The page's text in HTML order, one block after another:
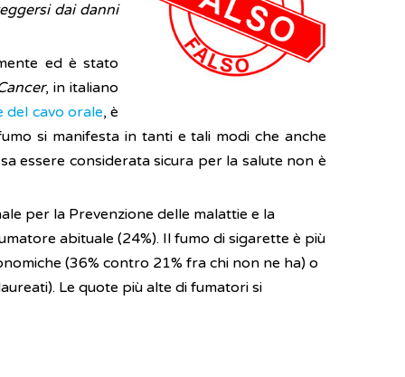
dai danni
ed è stato
, in italiano
del cavo orale, è
si manifesta in tanti e tali modi che anche
essere considerata sicura per la salute non è
per la Prevenzione delle malattie e la
abituale (24%). Il fumo di sigarette è più
(36% contro 21% fra chi non ne ha) o
Le quote più alte di fumatori si